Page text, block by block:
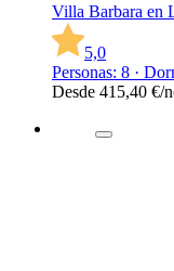
Villa Barbara en
5,0
Personas: 8 ·
Desde 415,40 €/